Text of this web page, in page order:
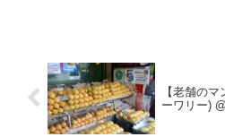
【老舗の
ー